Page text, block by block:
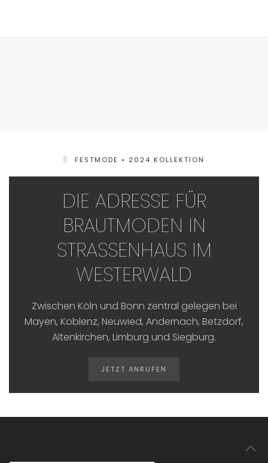
FESTMODE • 2024 KOLLEKTION
DIE ADRESSE FÜR
BRAUTMODEN IN
STRASSENHAUS IM W
ESTERWALD
Zwischen Köln und Bonn zentral gelegen bei
Mayen, Koblenz, Neuwied, Andernach, Betzdorf,
Altenkirchen, Limburg und Siegburg.
JETZT ANRUFEN